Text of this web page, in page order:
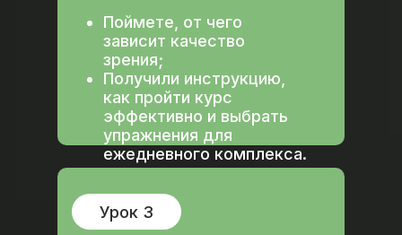
Поймете, от чего
зависит качество
зрения;
Получили инструкцию,
как пройти курс
эффективно и выбрать
упражнения для
ежедневного комплекса.
Урок 3